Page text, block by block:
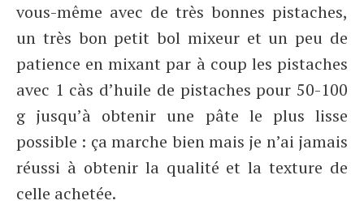
vous-même avec de très bonnes pistaches,
un très bon petit bol mixeur et un peu de
patience en mixant par à coup les pistaches
avec 1 càs d’huile de pistaches pour 50-100
g jusqu’à obtenir une pâte le plus lisse
possible : ça marche bien mais je n’ai jamais
réussi à obtenir la qualité et la texture de
celle achetée.